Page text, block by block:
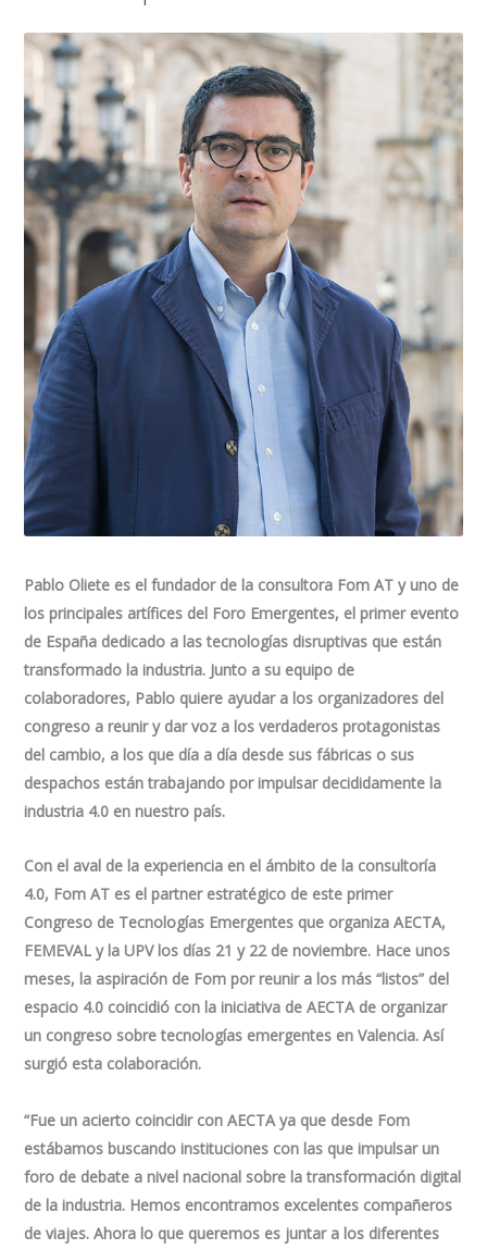
Pablo Oliete es el fundador de la consultora Fom AT y uno de
los principales artífices del Foro Emergentes, el primer evento
de España dedicado a las tecnologías disruptivas que están
transformado la industria. Junto a su equipo de
colaboradores, Pablo quiere ayudar a los organizadores del
congreso a reunir y dar voz a los verdaderos protagonistas
del cambio, a los que día a día desde sus fábricas o sus
despachos están trabajando por impulsar decididamente la
industria 4.0 en nuestro país.
Con el aval de la experiencia en el ámbito de la consultoría
4.0, Fom AT es el partner estratégico de este primer
Congreso de Tecnologías Emergentes que organiza AECTA,
FEMEVAL y la UPV los días 21 y 22 de noviembre. Hace unos
meses, la aspiración de Fom por reunir a los más “listos” del
espacio 4.0 coincidió con la iniciativa de AECTA de organizar
un congreso sobre tecnologías emergentes en Valencia. Así
surgió esta colaboración.
“Fue un acierto coincidir con AECTA ya que desde Fom
estábamos buscando instituciones con las que impulsar un
foro de debate a nivel nacional sobre la transformación digital
de la industria. Hemos encontramos excelentes compañeros
de viajes. Ahora lo que queremos es juntar a los diferentes